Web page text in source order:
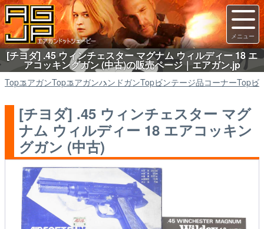
[チヨダ] .45 ウィンチェスター マグナム ウィルディー 18 エ
アコッキングガン (中古)の販売ページ｜エアガン.jp
TopエアガンTopエアガンハンドガンTopビンテージ品コーナーTopビ
[チヨダ] .45 ウィンチェスター マグ
ナム ウィルディー 18 エアコッキン
グガン (中古)